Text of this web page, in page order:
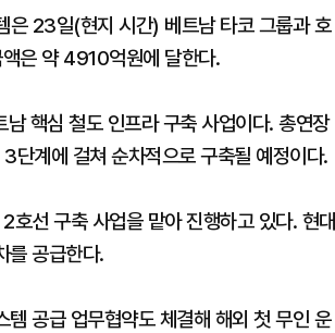
은 23일(현지 시간) 베트남 타코 그룹과 호
은 약 4910억원에 달한다.
핵심 철도 인프라 구축 사업이다. 총연장
계에 걸쳐 순차적으로 구축될 예정이다.
호선 구축 사업을 맡아 진행하고 있다. 현대
를 공급한다.
공급 업무협약도 체결해 해외 첫 무인 운